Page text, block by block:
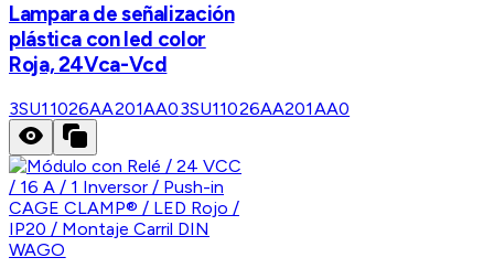
Lampara de señalización
plástica con led color
Roja, 24Vca-Vcd
3SU11026AA201AA03SU11026AA201AA0
WAGO